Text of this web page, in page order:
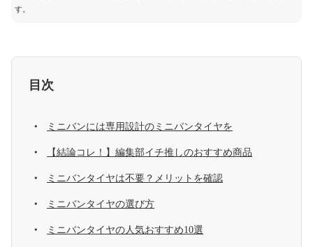
す。
目次
ミニバンには専用設計のミニバンタイヤを
【結論コレ！】編集部イチ推しのおすすめ商品
ミニバンタイヤは不要？メリットを確認
ミニバンタイヤの選び方
ミニバンタイヤの人気おすすめ10選